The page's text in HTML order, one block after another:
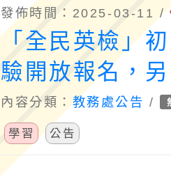
發佈時間：2025-03-11 /
「全民英檢」
驗開放報名，
檢 i學網」（
iPrep）可免費
讀模擬試題並
內容分類：教務處公告 /
學習 公告